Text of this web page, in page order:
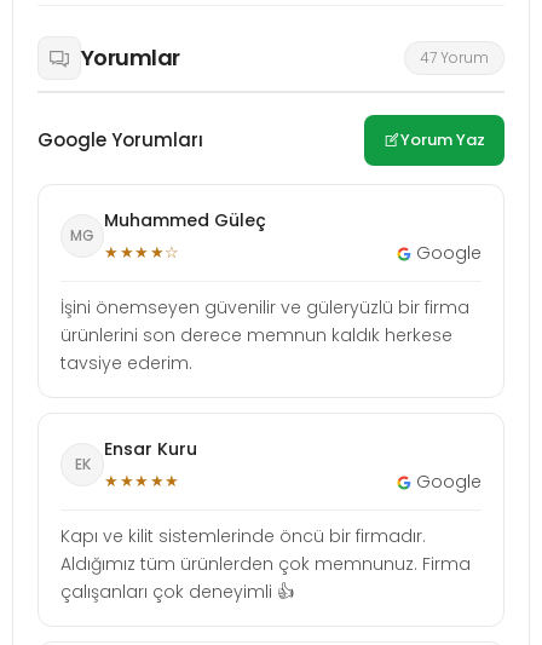
Yorumlar 47 Yorum
Google Yorumları Yorum Yaz
MG
Muhammed Güleç
★★★★☆ Google
İşini önemseyen güvenilir ve güleryüzlü bir firma
ürünlerini son derece memnun kaldık herkese
tavsiye ederim.
EK
Ensar Kuru
★★★★★ Google
Kapı ve kilit sistemlerinde öncü bir firmadır.
Aldığımız tüm ürünlerden çok memnunuz. Firma
çalışanları çok deneyimli 👍